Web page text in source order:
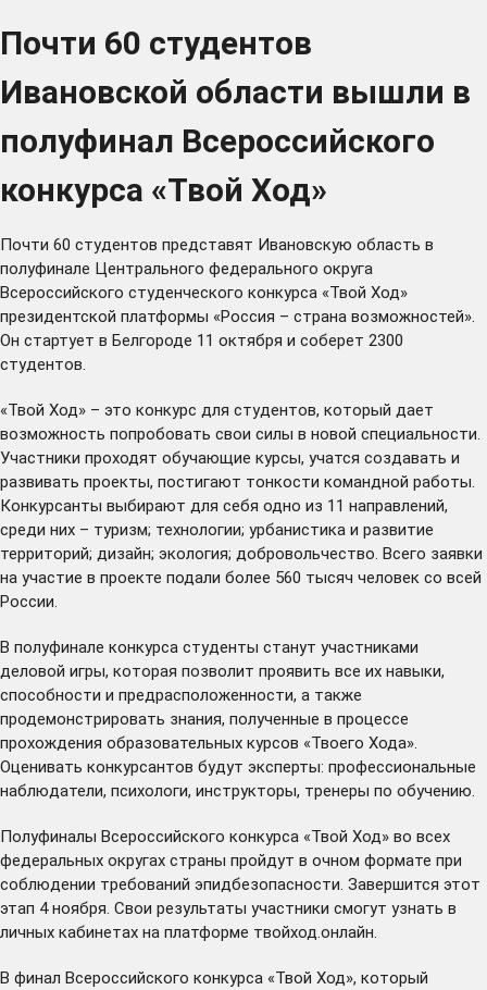
Почти 60 студентов
Ивановской области вышли в
полуфинал Всероссийского
конкурса «Твой Ход»
Почти 60 студентов представят Ивановскую область в
полуфинале Центрального федерального округа
Всероссийского студенческого конкурса «Твой Ход»
президентской платформы «Россия – страна возможностей»
Он стартует в Белгороде 11 октября и соберет 2300
студентов.
«Твой Ход» – это конкурс для студентов, который дает
возможность попробовать свои силы в новой специальности.
Участники проходят обучающие курсы, учатся создавать и
развивать проекты, постигают тонкости командной работы.
Конкурсанты выбирают для себя одно из 11 направлений,
среди них – туризм; технологии; урбанистика и развитие
территорий; дизайн; экология; добровольчество. Всего заявки
на участие в проекте подали более 560 тысяч человек со всей
России.
В полуфинале конкурса студенты станут участниками
деловой игры, которая позволит проявить все их навыки,
способности и предрасположенности, а также
продемонстрировать знания, полученные в процессе
прохождения образовательных курсов «Твоего Хода».
Оценивать конкурсантов будут эксперты: профессиональные
наблюдатели, психологи, инструкторы, тренеры по обучению.
Полуфиналы Всероссийского конкурса «Твой Ход» во всех
федеральных округах страны пройдут в очном формате при
соблюдении требований эпидбезопасности. Завершится этот
этап 4 ноября. Свои результаты участники смогут узнать в
личных кабинетах на платформе твойход.онлайн
В финал Всероссийского конкурса «Твой Ход», который